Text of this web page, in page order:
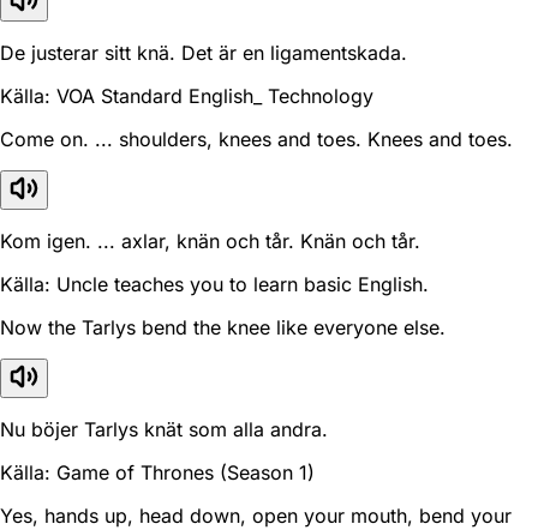
De justerar sitt knä. Det är en ligamentskada.
Källa: VOA Standard English_ Technology
Come on. ... shoulders, knees and toes. Knees and toes.
Kom igen. ... axlar, knän och tår. Knän och tår.
Källa: Uncle teaches you to learn basic English.
Now the Tarlys bend the knee like everyone else.
Nu böjer Tarlys knät som alla andra.
Källa: Game of Thrones (Season 1)
Yes, hands up, head down, open your mouth, bend your